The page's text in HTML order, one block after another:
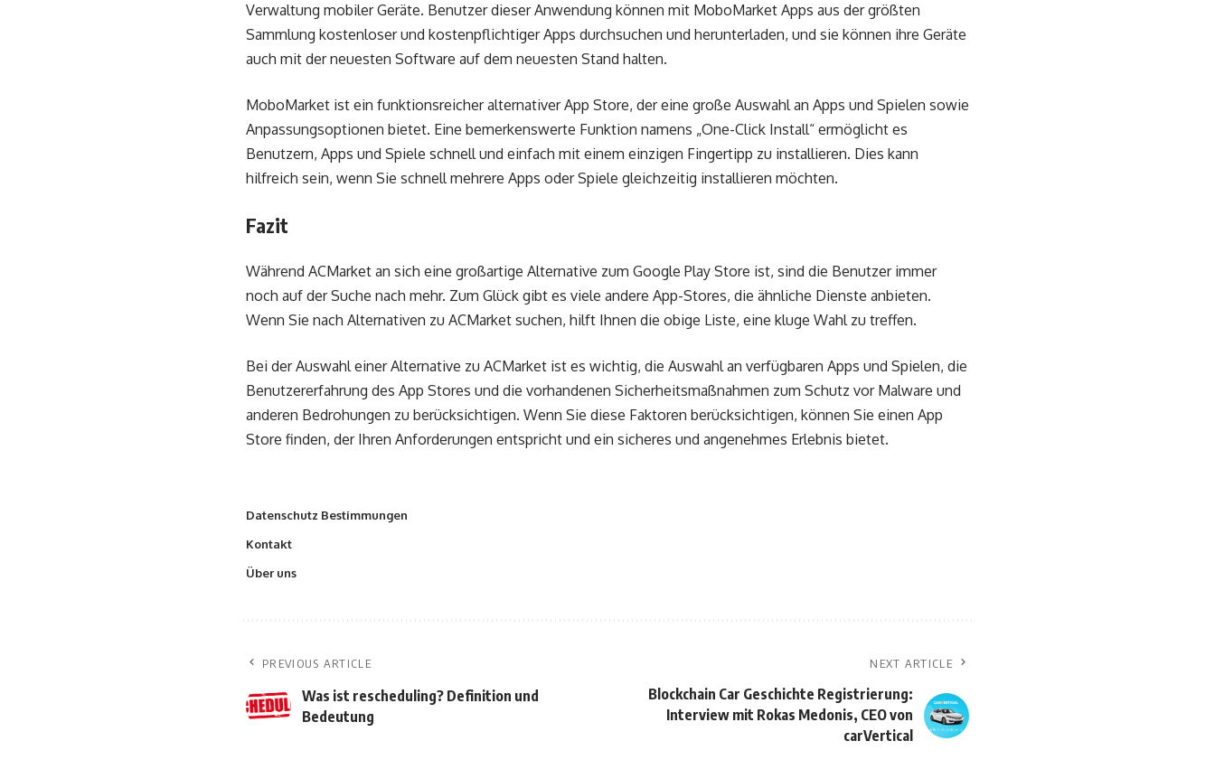
Verwaltung mobiler Geräte. Benutzer dieser Anwendung können mit MoboMarket Apps aus der größten
Sammlung kostenloser und kostenpflichtiger Apps durchsuchen und herunterladen, und sie können ihre Geräte
auch mit der neuesten Software auf dem neuesten Stand halten.
MoboMarket ist ein funktionsreicher alternativer App Store, der eine große Auswahl an Apps und Spielen sowie
Anpassungsoptionen bietet. Eine bemerkenswerte Funktion namens „One-Click Install“ ermöglicht es
Benutzern, Apps und Spiele schnell und einfach mit einem einzigen Fingertipp zu installieren. Dies kann
hilfreich sein, wenn Sie schnell mehrere Apps oder Spiele gleichzeitig installieren möchten.
Fazit
Während ACMarket an sich eine großartige Alternative zum Google Play Store ist, sind die Benutzer immer
noch auf der Suche nach mehr. Zum Glück gibt es viele andere App-Stores, die ähnliche Dienste anbieten.
Wenn Sie nach Alternativen zu ACMarket suchen, hilft Ihnen die obige Liste, eine kluge Wahl zu treffen.
Bei der Auswahl einer Alternative zu ACMarket ist es wichtig, die Auswahl an verfügbaren Apps und Spielen, die
Benutzererfahrung des App Stores und die vorhandenen Sicherheitsmaßnahmen zum Schutz vor Malware und
anderen Bedrohungen zu berücksichtigen. Wenn Sie diese Faktoren berücksichtigen, können Sie einen App
Store finden, der Ihren Anforderungen entspricht und ein sicheres und angenehmes Erlebnis bietet.
Datenschutz Bestimmungen
Kontakt
Über uns
PREVIOUS ARTICLE
Was ist rescheduling? Definition und
Bedeutung
NEXT ARTICLE
Blockchain Car Geschichte Registrierung:
Interview mit Rokas Medonis, CEO von
carVertical